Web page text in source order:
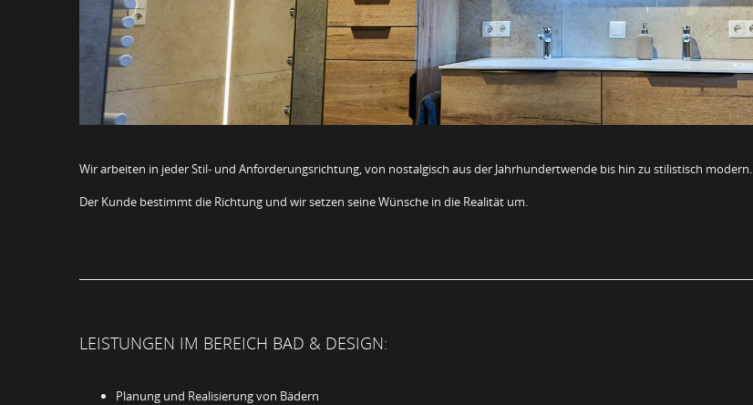
Wir arbeiten in jeder Stil- und Anforderungsrichtung, von nostalgisch aus der Jahrhundertwende bis hin zu stilistisch modern.
Der Kunde bestimmt die Richtung und wir setzen seine Wünsche in die Realität um.
LEISTUNGEN IM BEREICH BAD & DESIGN:
Planung und Realisierung von Bädern